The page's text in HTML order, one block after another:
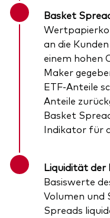
Basket
an die
einem hohen
Maker
ETF-Anteile
Anteile
Basket
Indikator für
Liquidität der
Basiswerte
Volumen und
Spreads